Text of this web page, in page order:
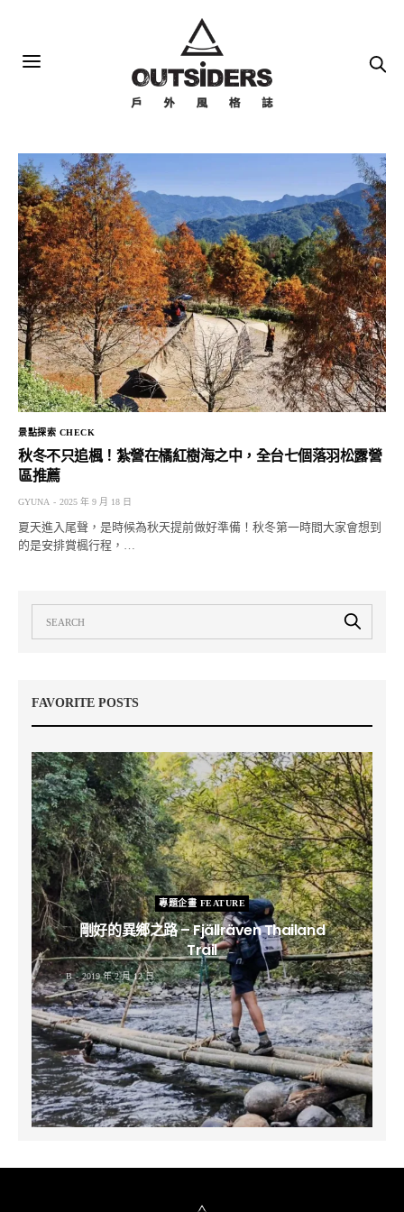
景點探索 CHECK
秋冬不只追楓！紮營在橘紅樹海之中，全台七個落羽松露營
區推薦
GYUNA 2025 年 9 月 18 日
夏天進入尾聲，是時候為秋天提前做好準備！秋冬第一時間大家會想到
的是安排賞楓行程，…
FAVORITE POSTS
專題企畫 FEATURE
剛好的異鄉之路 – Fjällräven Thailand
Trail
B 2019 年 2 月 12 日